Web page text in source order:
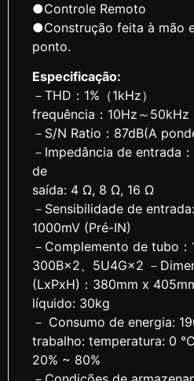
●Controle Remoto
●Construção feita à mão
ponto.
Especificação:
－THD：1%（1kHz）
frequência：10Hz～50kHz
－S/N Ratio：87dB(A
－Impedância de entrada
de
saída: 4 Ω, 8 Ω, 16 Ω
－Sensibilidade de
1000mV (Pré-IN)
－Complemento de tubo：
300B×2、5U4G×2 －
(LxPxH)：380mm x
líquido: 30kg
－ Consumo de energia:
trabalho: temperatura: 0
20% ~ 80%